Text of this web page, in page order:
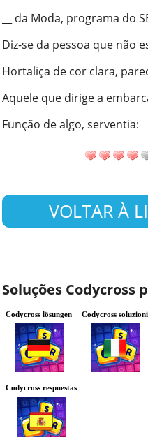
__ da Moda, programa do
Diz-se da pessoa que não
Hortaliça de cor clara,
Aquele que dirige a
Função de algo, serventia:
VOLTAR À
Soluções Codycross
Codycross lösungen Codycross soluzioni
Codycross respuestas